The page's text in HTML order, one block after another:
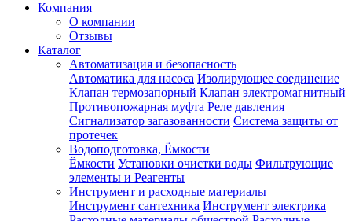
Компания
О компании
Отзывы
Каталог
Автоматизация и безопасность
Автоматика для насоса Изолирующее соединение
Клапан термозапорный Клапан электромагнитный
Противопожарная муфта Реле давления
Сигнализатор загазованности Система защиты от
протечек
Водоподготовка, Ёмкости
Ёмкости Установки очистки воды Фильтрующие
элементы и Реагенты
Инструмент и расходные материалы
Инструмент сантехника Инструмент электрика